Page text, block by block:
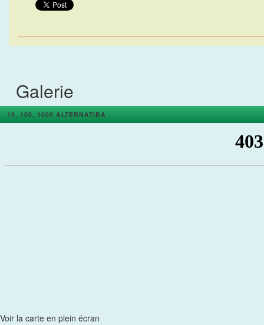
Galerie
10, 100, 1000 ALTERNATIBA
Voir la carte en plein écran